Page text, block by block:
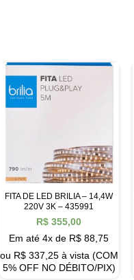
FITA DE LED BRILIA – 14,4W
220V 3K – 435991
R$ 355,00
Em até 4x de R$ 88,75
ou R$337,25 à vista (COM
5% OFF NO DÉBITO/PIX)